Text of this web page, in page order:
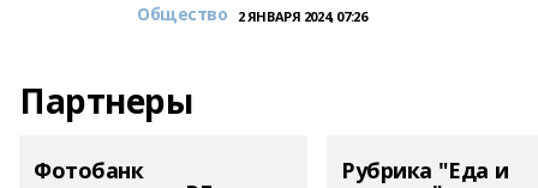
Общество 2 ЯНВАРЯ 2024, 07:26
Партнеры
Фотобанк Рубрика "Еда и